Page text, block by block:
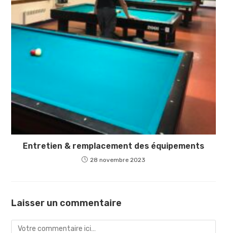
Entretien & remplacement des équipements
28 novembre 2023
Laisser un commentaire
Comment